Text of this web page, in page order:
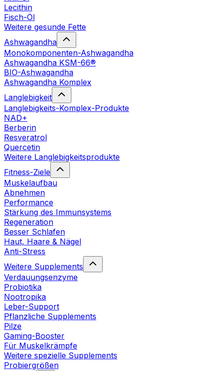
Lecithin
Fisch-Öl
Weitere gesunde Fette
Ashwagandha
Monokomponenten-Ashwagandha
Ashwagandha KSM-66®
BIO-Ashwagandha
Ashwagandha Komplex
Langlebigkeit
Langlebigkeits-Komplex-Produkte
NAD+
Berberin
Resveratrol
Quercetin
Weitere Langlebigkeitsprodukte
Fitness-Ziele
Muskelaufbau
Abnehmen
Performance
Stärkung des Immunsystems
Regeneration
Besser Schlafen
Haut, Haare & Nägel
Anti-Stress
Weitere Supplements
Verdauungsenzyme
Probiotika
Nootropika
Leber-Support
Pflanzliche Supplements
Pilze
Gaming-Booster
Für Muskelkrämpfe
Weitere spezielle Supplements
Probiergrößen